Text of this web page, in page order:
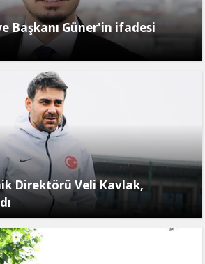
Başkanı Güner'in ifadesi
Direktörü Veli Kavlak,